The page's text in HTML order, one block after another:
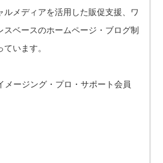
ルメディアを活用した販促支援、ワ
スベースのホームページ・ブログ制
います。
メージング・プロ・サポート会員